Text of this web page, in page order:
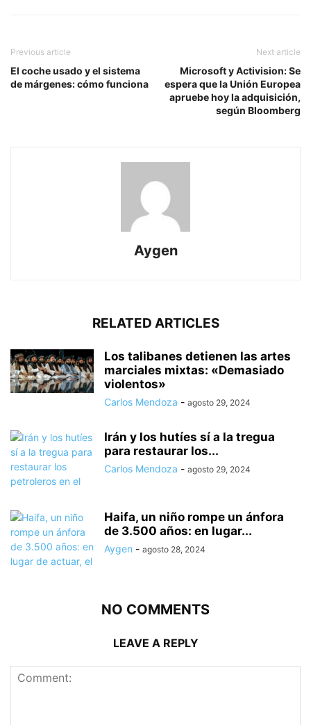
Previous article
El coche usado y el sistema
de márgenes: cómo funciona
Next article
Microsoft y Activision: Se
espera que la Unión Europea
apruebe hoy la adquisición,
según Bloomberg
Aygen
RELATED ARTICLES
Los talibanes detienen las artes
marciales mixtas: «Demasiado
violentos»
Carlos Mendoza - agosto 29, 2024
Irán y los hutíes sí a la tregua
para restaurar los...
Carlos Mendoza - agosto 29, 2024
Haifa, un niño rompe un ánfora
de 3.500 años: en lugar...
Aygen - agosto 28, 2024
NO COMMENTS
LEAVE A REPLY